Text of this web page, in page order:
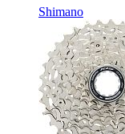
Shimano